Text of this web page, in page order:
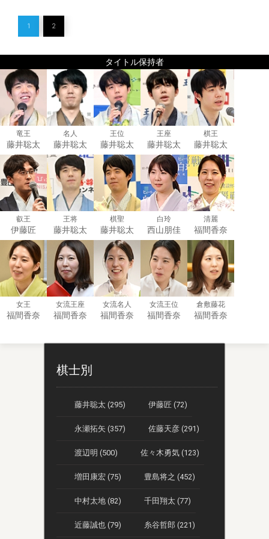
1 2
タイトル保持者
竜王
藤井聡太
名人
藤井聡太
王位
藤井聡太
王座
藤井聡太
棋王
藤井聡太
叡王
伊藤匠
王将
藤井聡太
棋聖
藤井聡太
白玲
西山朋佳
清麗
福間香奈
女王
福間香奈
女流王座
福間香奈
女流名人
福間香奈
女流王位
福間香奈
倉敷藤花
福間香奈
棋士別
藤井聡太 (295) 伊藤匠 (72)
永瀬拓矢 (357) 佐藤天彦 (291)
渡辺明 (500) 佐々木勇気 (123)
増田康宏 (75) 豊島将之 (452)
中村太地 (82) 千田翔太 (77)
近藤誠也 (79) 糸谷哲郎 (221)